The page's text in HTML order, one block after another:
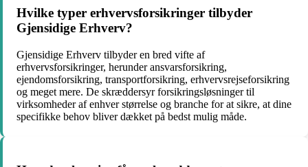
Hvilke typer erhvervsforsikringer tilbyder
Gjensidige Erhverv?
Gjensidige Erhverv tilbyder en bred vifte af
erhvervsforsikringer, herunder ansvarsforsikring,
ejendomsforsikring, transportforsikring, erhvervsrejseforsikring
og meget mere. De skræddersyr forsikringsløsninger til
virksomheder af enhver størrelse og branche for at sikre, at dine
specifikke behov bliver dækket på bedst mulig måde.